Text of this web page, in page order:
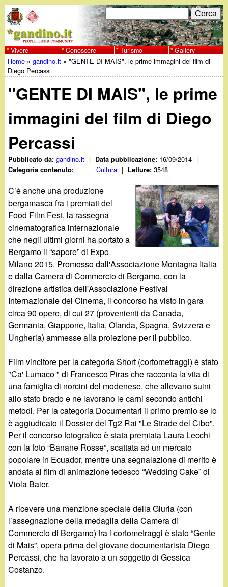
al
contenuto
principale
w
w
w
.
g
a
n
d
i
n
o
.
t
F
o
r
m
d
i
i
e
r
c
a
C
e
r
c
a
Vivere Conoscere Turismo Gallery
Tu
sei
qui
Home »gandino.it »"GENTE DI MAIS", le prime immagini del film di
Diego Percassi
"GENTE DI MAIS", le prime
immagini del film di Diego
Percassi
Pubblicato da:gandino.it | Data pubblicazione: 16/09/2014 |
Categoria contenuto: Cultura | Letture:3548
C’è anche una produzione
bergamasca fra i premiati del
Food Film Fest, la rassegna
cinematografica internazionale
che negli ultimi giorni ha portato a
Bergamo il “sapore” di Expo
Milano 2015. Promosso dall'Associazione Montagna Italia
e dalla Camera di Commercio di Bergamo, con la
direzione artistica dell'Associazione Festival
Internazionale del Cinema, il concorso ha visto in gara
circa 90 opere, di cui 27 (provenienti da Canada,
Germania, Giappone, Italia, Olanda, Spagna, Svizzera e
Ungheria) ammesse alla proiezione per il pubblico.
Film vincitore per la categoria Short (cortometraggi) è stato
"Ca' Lumaco " di Francesco Piras che racconta la vita di
una famiglia di norcini del modenese, che allevano suini
allo stato brado e ne lavorano le carni secondo antichi
metodi. Per la categoria Documentari il primo premio se lo
è aggiudicato il Dossier del Tg2 Rai "Le Strade del Cibo".
Per il concorso fotografico è stata premiata Laura Lecchi
con la foto “Banane Rosse”, scattata ad un mercato
popolare in Ecuador, mentre una segnalazione di merito è
andata al film di animazione tedesco “Wedding Cake” di
Viola Baier.
A ricevere una menzione speciale della Giuria (con
l’assegnazione della medaglia della Camera di
Commercio di Bergamo) fra i cortometraggi è stato “Gente
di Mais”, opera prima del giovane documentarista Diego
Percassi, che ha lavorato a un soggetto di Gessica
Costanzo.